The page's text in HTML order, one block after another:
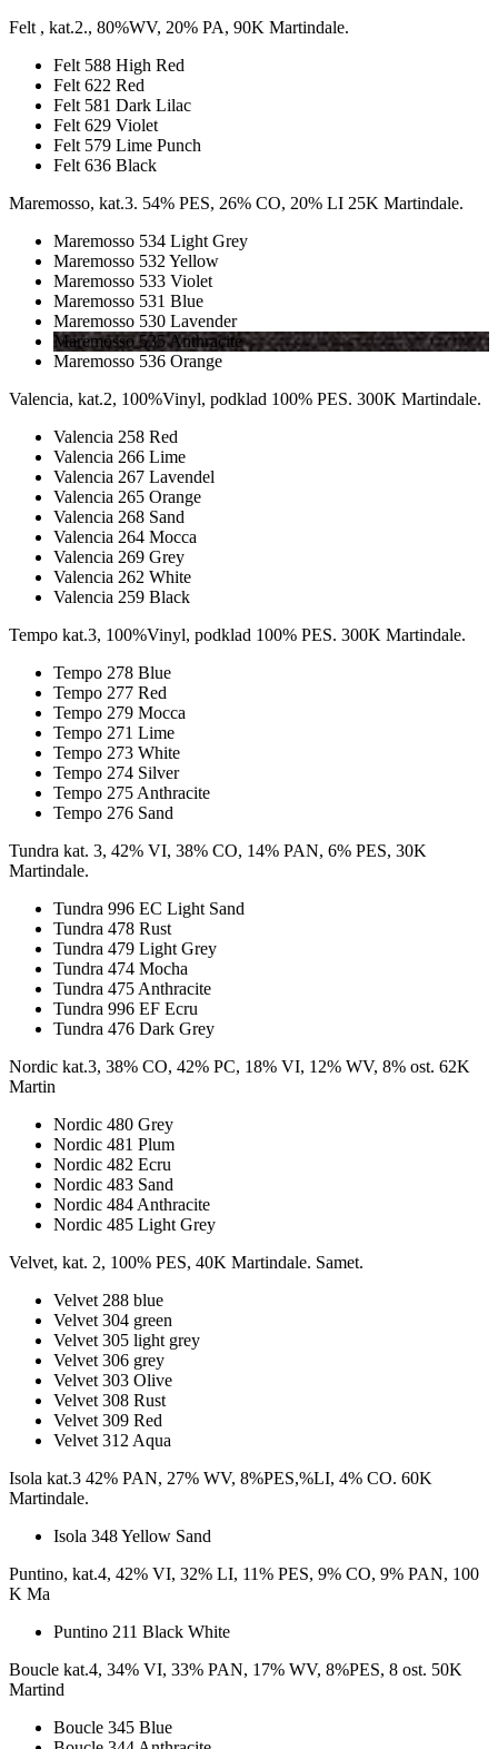
Felt , kat.2., 80%WV, 20% PA, 90K Martindale.
Felt 588 High Red
Felt 622 Red
Felt 581 Dark Lilac
Felt 629 Violet
Felt 579 Lime Punch
Felt 636 Black
Maremosso, kat.3. 54% PES, 26% CO, 20% LI 25K Martindale.
Maremosso 534 Light Grey
Maremosso 532 Yellow
Maremosso 533 Violet
Maremosso 531 Blue
Maremosso 530 Lavender
Maremosso 535 Anthracite
Maremosso 536 Orange
Valencia, kat.2, 100%Vinyl, podklad 100% PES. 300K Martindale.
Valencia 258 Red
Valencia 266 Lime
Valencia 267 Lavendel
Valencia 265 Orange
Valencia 268 Sand
Valencia 264 Mocca
Valencia 269 Grey
Valencia 262 White
Valencia 259 Black
Tempo kat.3, 100%Vinyl, podklad 100% PES. 300K Martindale.
Tempo 278 Blue
Tempo 277 Red
Tempo 279 Mocca
Tempo 271 Lime
Tempo 273 White
Tempo 274 Silver
Tempo 275 Anthracite
Tempo 276 Sand
Tundra kat. 3, 42% VI, 38% CO, 14% PAN, 6% PES, 30K
Martindale.
Tundra 996 EC Light Sand
Tundra 478 Rust
Tundra 479 Light Grey
Tundra 474 Mocha
Tundra 475 Anthracite
Tundra 996 EF Ecru
Tundra 476 Dark Grey
Nordic kat.3, 38% CO, 42% PC, 18% VI, 12% WV, 8% ost. 62K
Martin
Nordic 480 Grey
Nordic 481 Plum
Nordic 482 Ecru
Nordic 483 Sand
Nordic 484 Anthracite
Nordic 485 Light Grey
Velvet, kat. 2, 100% PES, 40K Martindale. Samet.
Velvet 288 blue
Velvet 304 green
Velvet 305 light grey
Velvet 306 grey
Velvet 303 Olive
Velvet 308 Rust
Velvet 309 Red
Velvet 312 Aqua
Isola kat.3 42% PAN, 27% WV, 8%PES,%LI, 4% CO. 60K
Martindale.
Isola 348 Yellow Sand
Puntino, kat.4, 42% VI, 32% LI, 11% PES, 9% CO, 9% PAN, 100
K Ma
Puntino 211 Black White
Boucle kat.4, 34% VI, 33% PAN, 17% WV, 8%PES, 8 ost. 50K
Martind
Boucle 345 Blue